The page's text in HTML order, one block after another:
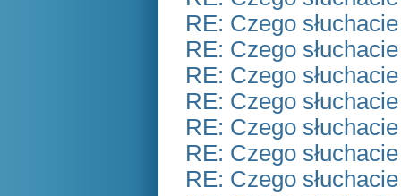
RE: Czego
RE: Czego
RE: Czego
RE: Czego
RE: Czego
RE: Czego
RE: Czego